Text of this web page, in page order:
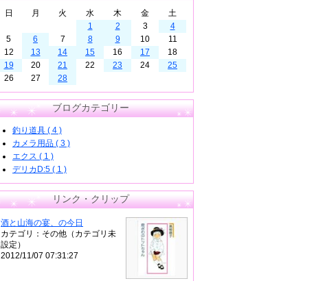
日 月 火 水 木 金
土
1
2 3
4
5
6 7 8 9 10
11
12
13 14 15 16 17
18
19
20 21 22 23 24
25
26
27 28
ブログカテゴリー
釣り道具 ( 4 )
カメラ用品 ( 3 )
エクス ( 1 )
デリカD:5 ( 1 )
リンク・クリップ
酒と山海の宴、の今日
カテゴリ：その他（カテゴリ未
設定）
2012/11/07 07:31:27